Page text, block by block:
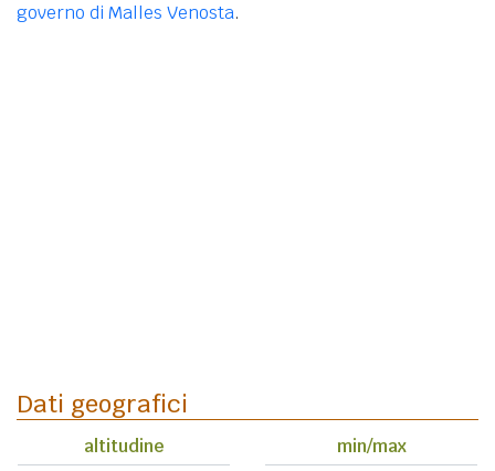
governo di Malles Venosta.
Dati geografici
altitudine min/max